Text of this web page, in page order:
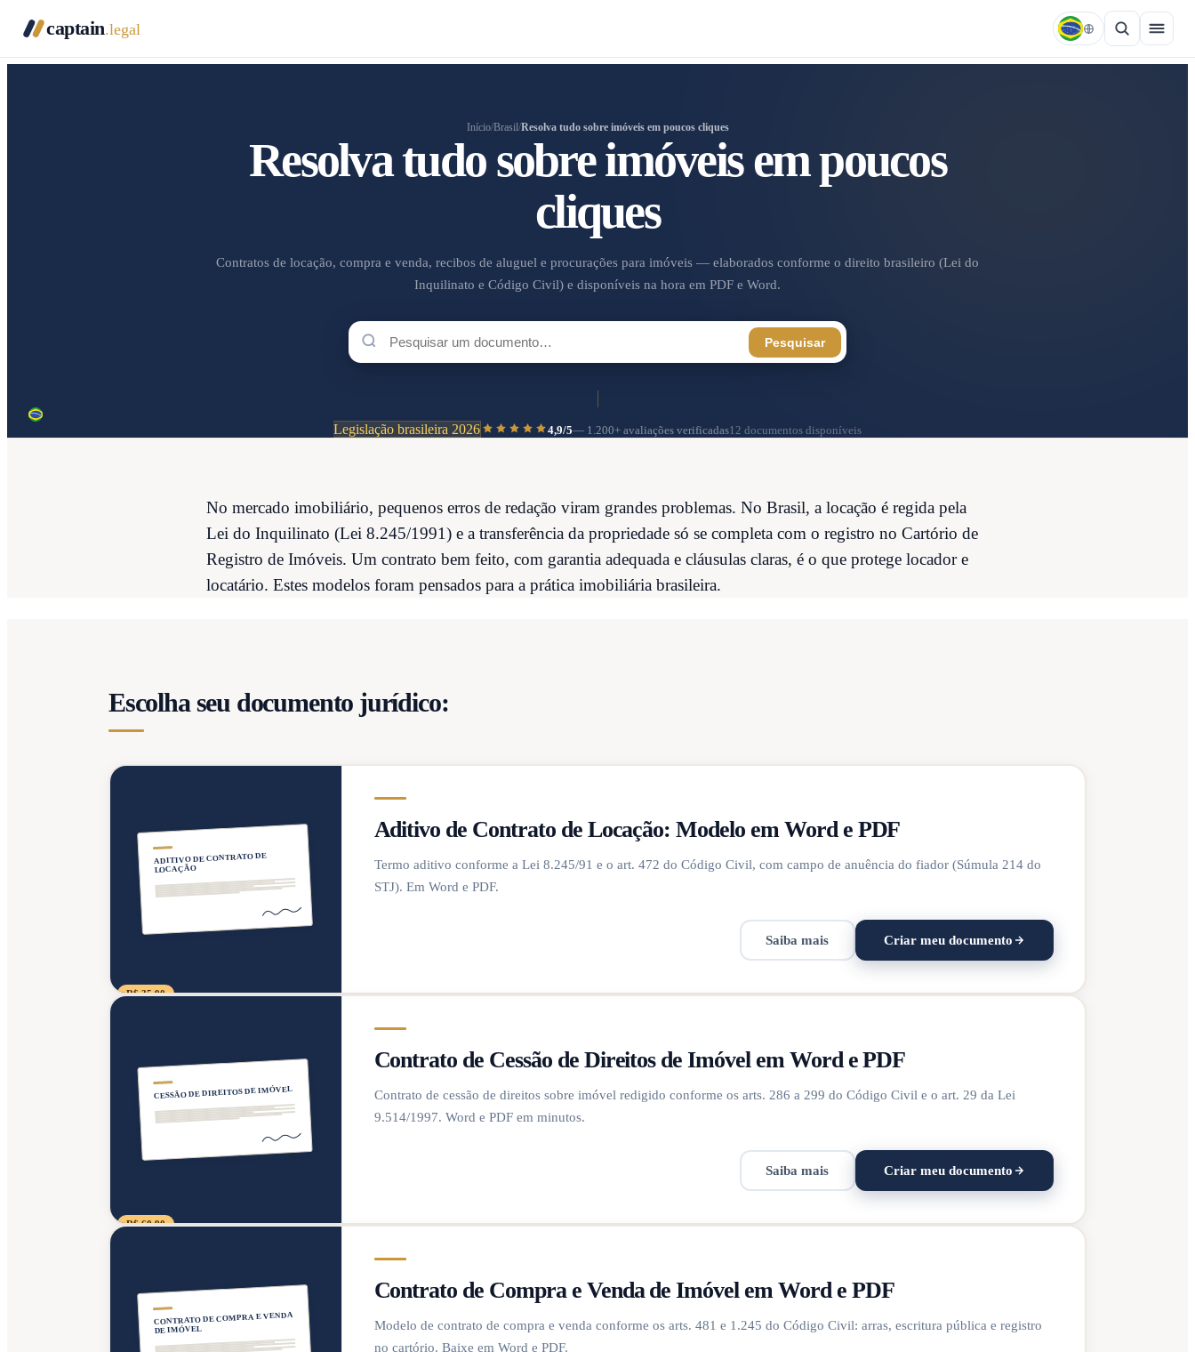
captain.legal
Início/Brasil/Resolva tudo sobre imóveis em poucos cliques
Resolva tudo sobre imóveis em poucos
cliques
Contratos de locação, compra e venda, recibos de aluguel e procurações para imóveis — elaborados conforme o direito brasileiro (Lei do
Inquilinato e Código Civil) e disponíveis na hora em PDF e Word.
Pesquisar
Legislação brasileira 2026 4,9/5— 1.200+ avaliações verificadas12 documentos disponíveis
No mercado imobiliário, pequenos erros de redação viram grandes problemas. No Brasil, a locação é regida pela
Lei do Inquilinato (Lei 8.245/1991) e a transferência da propriedade só se completa com o registro no Cartório de
Registro de Imóveis. Um contrato bem feito, com garantia adequada e cláusulas claras, é o que protege locador e
locatário. Estes modelos foram pensados para a prática imobiliária brasileira.
Escolha seu documento jurídico:
ADITIVO DE CONTRATO DE
LOCAÇÃO
R$ 35,90
Aditivo de Contrato de Locação: Modelo em Word e PDF
Termo aditivo conforme a Lei 8.245/91 e o art. 472 do Código Civil, com campo de anuência do fiador (Súmula 214 do
STJ). Em Word e PDF.
Saiba mais Criar meu documento
CESSÃO DE DIREITOS DE IMÓVEL
R$ 60,90
Contrato de Cessão de Direitos de Imóvel em Word e PDF
Contrato de cessão de direitos sobre imóvel redigido conforme os arts. 286 a 299 do Código Civil e o art. 29 da Lei
9.514/1997. Word e PDF em minutos.
Saiba mais Criar meu documento
CONTRATO DE COMPRA E VENDA
DE IMÓVEL
Contrato de Compra e Venda de Imóvel em Word e PDF
Modelo de contrato de compra e venda conforme os arts. 481 e 1.245 do Código Civil: arras, escritura pública e registro
no cartório. Baixe em Word e PDF.